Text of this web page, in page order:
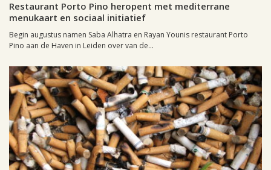
Restaurant Porto Pino heropent met mediterrane
menukaart en sociaal initiatief
Begin augustus namen Saba Alhatra en Rayan Younis restaurant Porto
Pino aan de Haven in Leiden over van de...